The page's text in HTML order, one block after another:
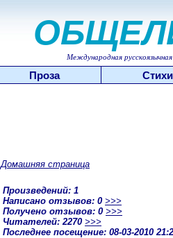
Международная
Проза Стихи
Домашняя страница
Произведений: 1
Написано отзывов: 0 >>>
Получено отзывов: 0 >>>
Читателей: 2270 >>>
Последнее посещение: 08-03-2010